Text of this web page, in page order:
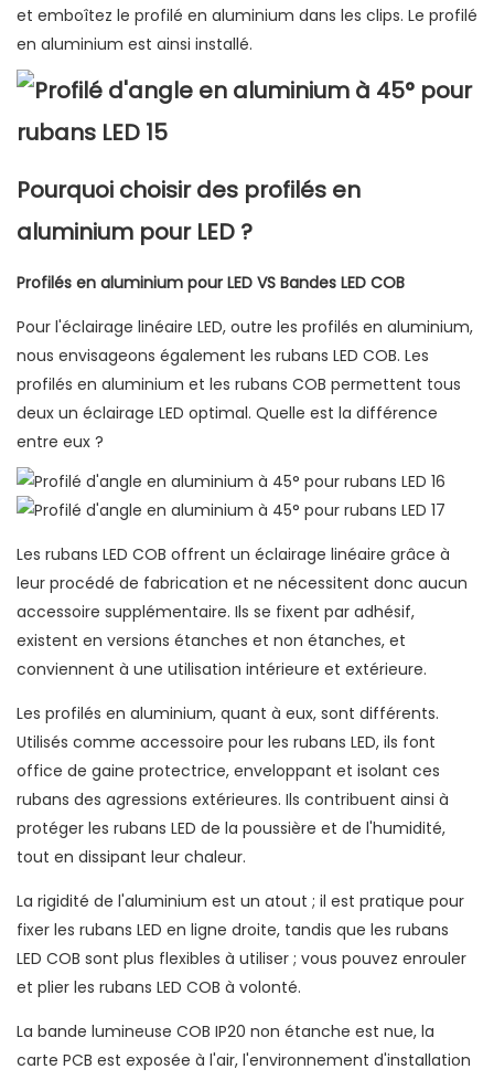
et emboîtez le profilé en aluminium dans les clips. Le profilé
en aluminium est ainsi installé.
Pourquoi choisir des profilés en
aluminium pour LED ?
Profilés en aluminium pour LED VS Bandes LED COB
Pour l'éclairage linéaire LED, outre les profilés en aluminium,
nous envisageons également les rubans LED COB. Les
profilés en aluminium et les rubans COB permettent tous
deux un éclairage LED optimal. Quelle est la différence
entre eux ?
Les rubans LED COB offrent un éclairage linéaire grâce à
leur procédé de fabrication et ne nécessitent donc aucun
accessoire supplémentaire. Ils se fixent par adhésif,
existent en versions étanches et non étanches, et
conviennent à une utilisation intérieure et extérieure.
Les profilés en aluminium, quant à eux, sont différents.
Utilisés comme accessoire pour les rubans LED, ils font
office de gaine protectrice, enveloppant et isolant ces
rubans des agressions extérieures. Ils contribuent ainsi à
protéger les rubans LED de la poussière et de l'humidité,
tout en dissipant leur chaleur.
La rigidité de l'aluminium est un atout ; il est pratique pour
fixer les rubans LED en ligne droite, tandis que les rubans
LED COB sont plus flexibles à utiliser ; vous pouvez enrouler
et plier les rubans LED COB à volonté.
La bande lumineuse COB IP20 non étanche est nue, la
carte PCB est exposée à l'air, l'environnement d'installation